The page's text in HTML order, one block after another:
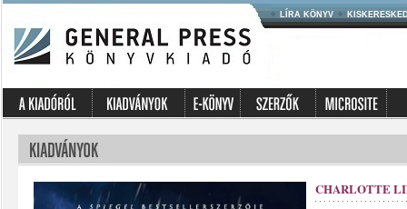
LÍRA KÖNYV
CHARLOTTE